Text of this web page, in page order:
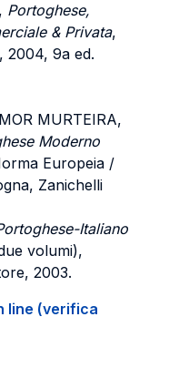
Portoghese,
& Privata,
2004, 9a ed.
MURTEIRA,
Moderno
Europeia /
Zanichelli
Italiano
volumi),
2003.
line (verifica